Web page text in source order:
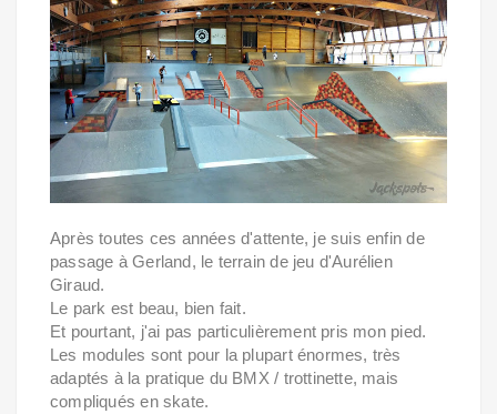
Après toutes ces années d'attente, je suis enfin de
passage à Gerland, le terrain de jeu d'Aurélien
Giraud.
Le park est beau, bien fait.
Et pourtant, j'ai pas particulièrement pris mon pied.
Les modules sont pour la plupart énormes, très
adaptés à la pratique du BMX / trottinette, mais
compliqués en skate.